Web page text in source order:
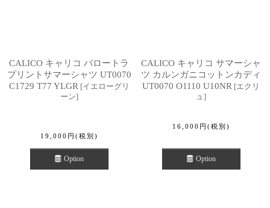
CALICO キャリコ バロートラ
プリントサマーシャツ UT0070
C1729 T77 YLGR [イエローグリ
ーン]
19,000 円 (税別)
Option
CALICO キャリコ サマーシャ
ツ カルンガニコットンカディ
UT0070 O1110 U10NR [エクリ
ュ ]
16,000 円 (税別)
Option